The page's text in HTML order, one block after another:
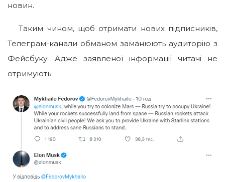
новин.
Таким чином, щоб отримати нових підписників,
Телеграм-канали обманом заманюють аудиторію з
Фейсбуку. Адже заявленої інформації читачі не
отримують.